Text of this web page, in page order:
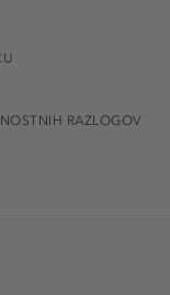
RAZLOGOV